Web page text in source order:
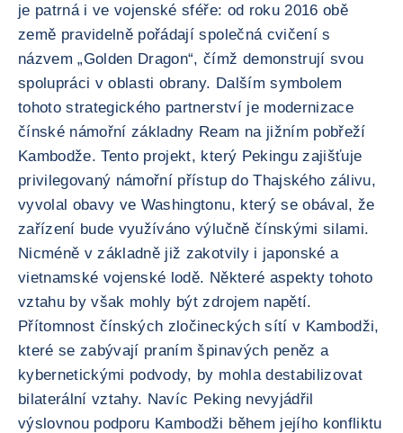
je patrná i ve vojenské sféře: od roku 2016 obě
země pravidelně pořádají společná cvičení s
názvem „Golden Dragon“, čímž demonstrují svou
spolupráci v oblasti obrany. Dalším symbolem
tohoto strategického partnerství je modernizace
čínské námořní základny Ream na jižním pobřeží
Kambodže. Tento projekt, který Pekingu zajišťuje
privilegovaný námořní přístup do Thajského zálivu,
vyvolal obavy ve Washingtonu, který se obával, že
zařízení bude využíváno výlučně čínskými silami.
Nicméně v základně již zakotvily i japonské a
vietnamské vojenské lodě. Některé aspekty tohoto
vztahu by však mohly být zdrojem napětí.
Přítomnost čínských zločineckých sítí v Kambodži,
které se zabývají praním špinavých peněz a
kybernetickými podvody, by mohla destabilizovat
bilaterální vztahy. Navíc Peking nevyjádřil
výslovnou podporu Kambodži během jejího konfliktu